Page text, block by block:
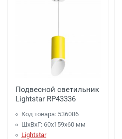
Подвесной светильник
Lightstar RP43336
Код товара: 536086
ШхВхГ: 60x159x60 мм
Lightstar